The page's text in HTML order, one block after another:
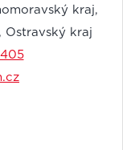
kraj,
Ostravský kraj